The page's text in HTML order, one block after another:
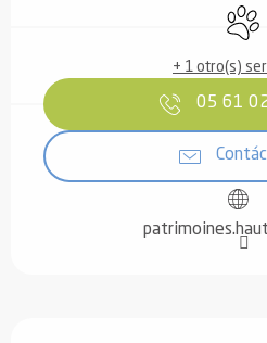
Se
+ 1 otro(s)
05 61